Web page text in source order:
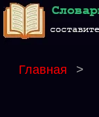
Главная >